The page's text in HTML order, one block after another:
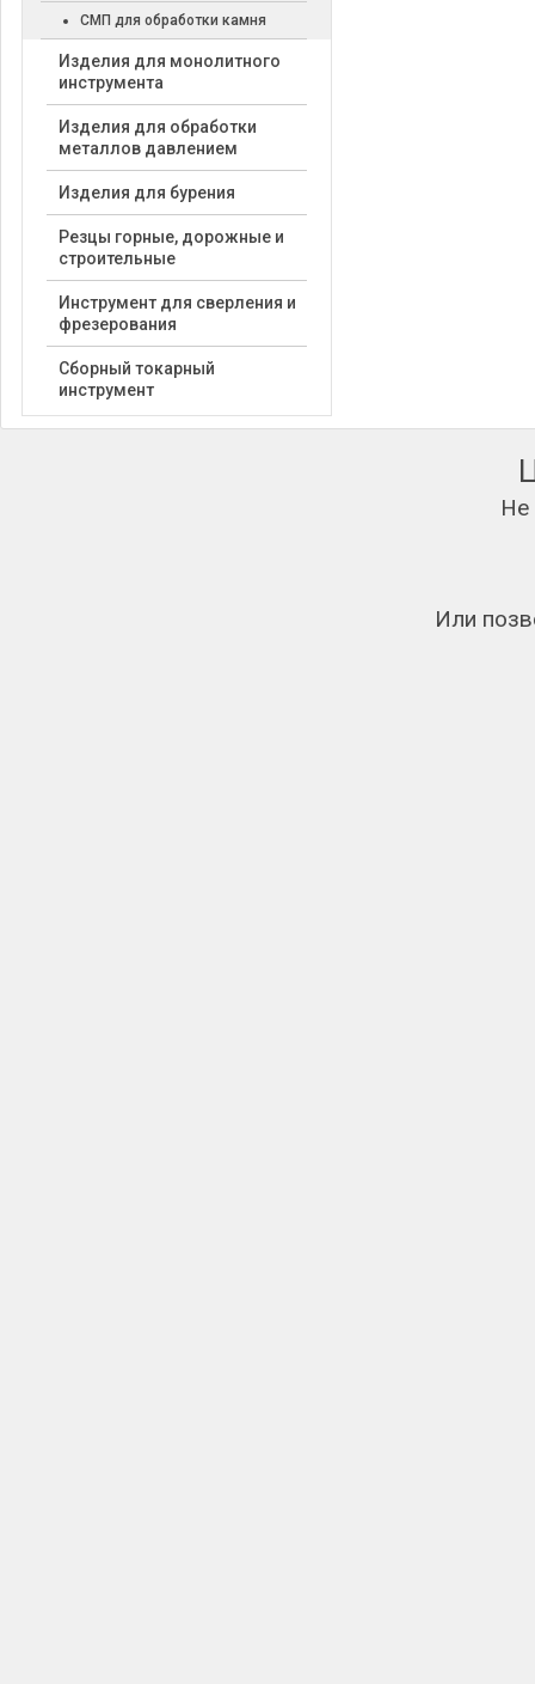
СМП для обработки камня
Изделия для монолитного
инструмента
Изделия для обработки
металлов давлением
Изделия для бурения
Резцы горные, дорожные и
строительные
Инструмент для сверления и
фрезерования
Сборный токарный
инструмент
Не
Или